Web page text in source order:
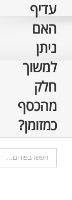
עדיף
האם
ניתן
למשוך
חלק
מהכסף
כמזומן?